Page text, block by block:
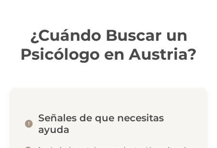
¿Cuándo Buscar un
Psicólogo en Austria?
Señales de que necesitas
ayuda